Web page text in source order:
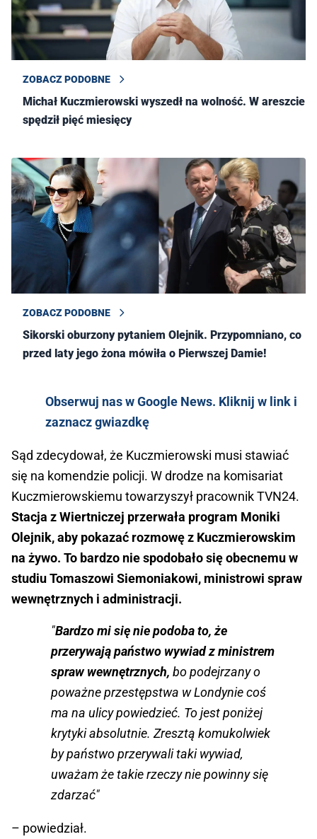
ZOBACZ PODOBNE
Michał Kuczmierowski wyszedł na wolność. W areszcie
spędził pięć miesięcy
ZOBACZ PODOBNE
Sikorski oburzony pytaniem Olejnik. Przypomniano, co
przed laty jego żona mówiła o Pierwszej Damie!
Obserwuj nas w Google News. Kliknij w link i
zaznacz gwiazdkę
Sąd zdecydował, że Kuczmierowski musi stawiać
się na komendzie policji. W drodze na komisariat
Kuczmierowskiemu towarzyszył pracownik TVN24.
Stacja z Wiertniczej przerwała program Moniki
Olejnik, aby pokazać rozmowę z Kuczmierowskim
na żywo. To bardzo nie spodobało się obecnemu w
studiu Tomaszowi Siemoniakowi, ministrowi spraw
wewnętrznych i administracji.
"Bardzo mi się nie podoba to, że
przerywają państwo wywiad z ministrem
spraw wewnętrznych, bo podejrzany o
poważne przestępstwa w Londynie coś
ma na ulicy powiedzieć. To jest poniżej
krytyki absolutnie. Zresztą komukolwiek
by państwo przerywali taki wywiad,
uważam że takie rzeczy nie powinny się
zdarzać"
– powiedział.